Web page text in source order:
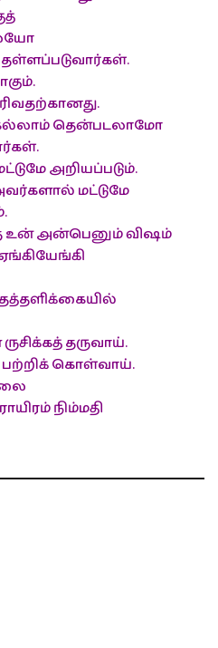
தென்படலாமோ
அறியப்படும்.
மட்டுமே
உன் அன்பெனும் விஷம்
தத்தளிக்கையில்
தருவாய்.
பற்றிக் கொள்வாய்.
நிம்மதி